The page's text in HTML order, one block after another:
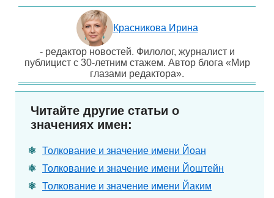
Красникова Ирина
- редактор новостей. Филолог, журналист и
публицист с 30-летним стажем. Автор блога «Мир
глазами редактора».
Читайте другие статьи о
значениях имен:
Толкование и значение имени Йоан
Толкование и значение имени Йоштейн
Толкование и значение имени Йаким